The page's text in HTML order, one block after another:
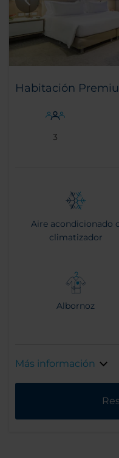
Habitación
3
Aire acondicionado
climatizador
Albornoz
Más información